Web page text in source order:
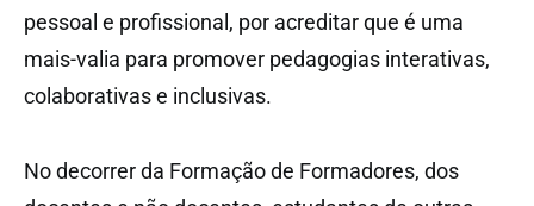
pessoal e profissional, por acreditar que é uma
mais-valia para promover pedagogias interativas,
colaborativas e inclusivas.
No decorrer da Formação de Formadores, dos